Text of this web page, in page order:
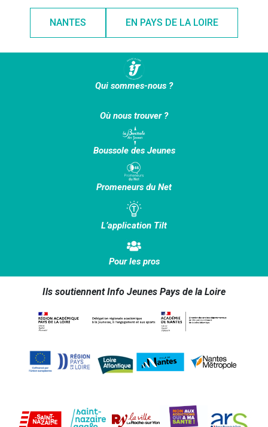
NANTES EN PAYS DE LA LOIRE
Qui sommes-nous ?
Où nous trouver ?
Boussole des Jeunes
Promeneurs du Net
L’application Tilt
Pour les pros
Ils soutiennent Info Jeunes Pays de la Loire